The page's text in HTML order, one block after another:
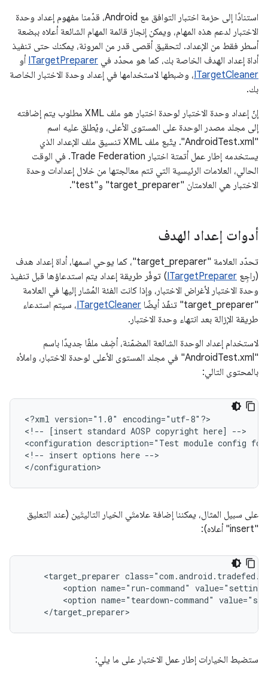
استنادًا إلى حزمة اختبار التوافق مع Android، قدّمنا مفهوم إعداد وحدة
الاختبار لدعم هذه المهام، ويمكن إنجاز قائمة المهام الشائعة أعلاه ببضعة
أسطر فقط من الإعداد. لتحقيق أقصى قدر من المرونة، يمكنك حتى تنفيذ
أداة إعداد الهدف الخاصة بك، كما هو محدّد في ITargetPreparer أو
ITargetCleaner، وضبطها لاستخدامها في إعداد وحدة الاختبار الخاصة
بك.
إنّ إعداد وحدة الاختبار لوحدة اختبار هو ملف XML مطلوب يتم إضافته
إلى مجلد مصدر الوحدة على المستوى الأعلى، ويُطلق عليه اسم
"AndroidTest.xml". يتّبع ملف XML تنسيق ملف الإعداد الذي
يستخدمه إطار عمل أتمتة اختبار Trade Federation. في الوقت
الحالي، العلامات الرئيسية التي تتم معالجتها من خلال إعدادات وحدة
الاختبار هي العلامتان "target_preparer" و"test".
أدوات إعداد الهدف
تحدّد العلامة "target_preparer"، كما يوحي اسمها، أداة إعداد هدف
(راجِع ITargetPreparer) توفّر طريقة إعداد يتم استدعاؤها قبل تنفيذ
وحدة الاختبار لأغراض الاختبار، وإذا كانت الفئة المُشار إليها في العلامة
"target_preparer" تنفّذ أيضًا
ITargetCleaner، سيتم استدعاء
طريقة الإزالة بعد انتهاء وحدة الاختبار.
لاستخدام إعداد الوحدة الشائعة المضمّنة، أضِف ملفًا جديدًا باسم
"AndroidTest.xml" في مجلد المستوى الأعلى لوحدة الاختبار، واملأه
بالمحتوى التالي:
<?xml version="1.0"
encoding="utf-8"?>
<!--
[insert standard AOSP copyright here]
-->
<configuration description="Test module config for
<!-- insert options here -->
على سبيل المثال، يمكننا إضافة علامتَي الخيار التاليتَين (عند التعليق
"insert" أعلاه):
<target_preparer
<option name="run-command" value="settings
<option name="teardown-command"
ستضبط الخيارات إطار عمل الاختبار على ما يلي: